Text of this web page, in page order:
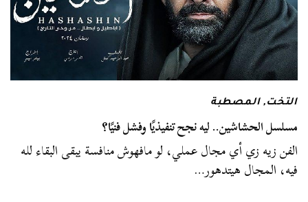
التخت,المصطبة
مسلسل الحشاشين.. ليه نجح تنفيذيًا وفشل فنيًا؟
الفن زيه زي أي مجال عملي، لو مافهوش منافسة يبقى البقاء لله
فيه، المجال هيتدهور…